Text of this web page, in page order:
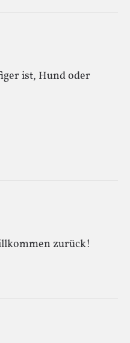
ist, Hund oder
zurück!